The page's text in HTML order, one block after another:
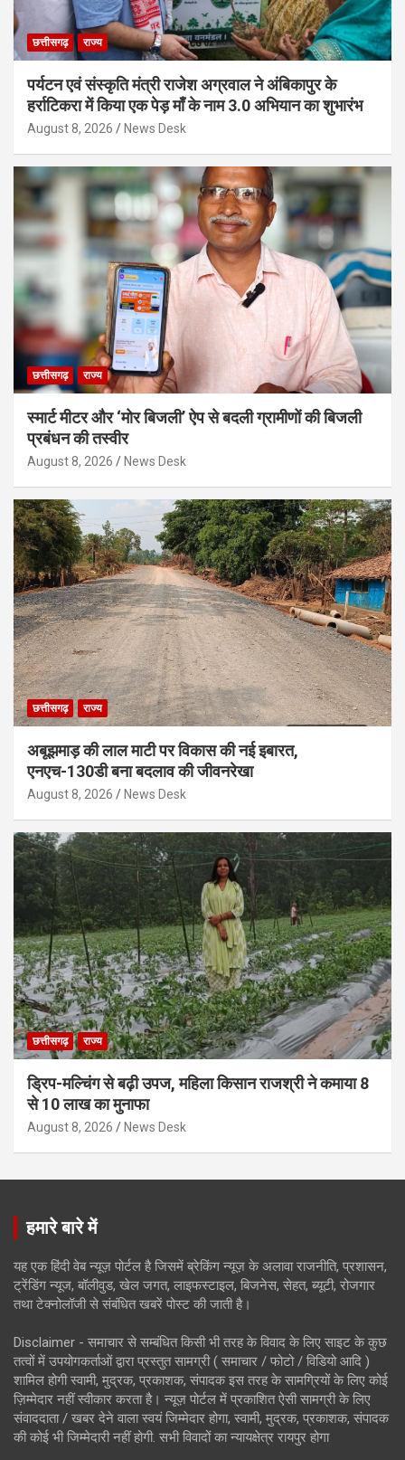
छत्तीसगढ़ राज्य
पर्यटन एवं संस्कृति मंत्री राजेश अग्रवाल ने अंबिकापुर के
हर्राटिकरा में किया एक पेड़ माँ के नाम 3.0 अभियान का शुभारंभ
August 8, 2026 News Desk
छत्तीसगढ़ राज्य
स्मार्ट मीटर और ‘मोर बिजली’ ऐप से बदली ग्रामीणों की बिजली
प्रबंधन की तस्वीर
August 8, 2026 News Desk
छत्तीसगढ़ राज्य
अबूझमाड़ की लाल माटी पर विकास की नई इबारत,
एनएच-130डी बना बदलाव की जीवनरेखा
August 8, 2026 News Desk
छत्तीसगढ़ राज्य
ड्रिप-मल्चिंग से बढ़ी उपज, महिला किसान राजश्री ने कमाया 8
से 10 लाख का मुनाफा
August 8, 2026 News Desk
हमारे बारे में
यह एक हिंदी वेब न्यूज़ पोर्टल है जिसमें ब्रेकिंग न्यूज़ के अलावा राजनीति, प्रशासन,
ट्रेंडिंग न्यूज, बॉलीवुड, खेल जगत, लाइफस्टाइल, बिजनेस, सेहत, ब्यूटी, रोजगार
तथा टेक्नोलॉजी से संबंधित खबरें पोस्ट की जाती है।
Disclaimer - समाचार से सम्बंधित किसी भी तरह के विवाद के लिए साइट के कुछ
तत्वों में उपयोगकर्ताओं द्वारा प्रस्तुत सामग्री ( समाचार / फोटो / विडियो आदि )
शामिल होगी स्वामी, मुद्रक, प्रकाशक, संपादक इस तरह के सामग्रियों के लिए कोई
ज़िम्मेदार नहीं स्वीकार करता है। न्यूज़ पोर्टल में प्रकाशित ऐसी सामग्री के लिए
संवाददाता / खबर देने वाला स्वयं जिम्मेदार होगा, स्वामी, मुद्रक, प्रकाशक, संपादक
की कोई भी जिम्मेदारी नहीं होगी. सभी विवादों का न्यायक्षेत्र रायपुर होगा